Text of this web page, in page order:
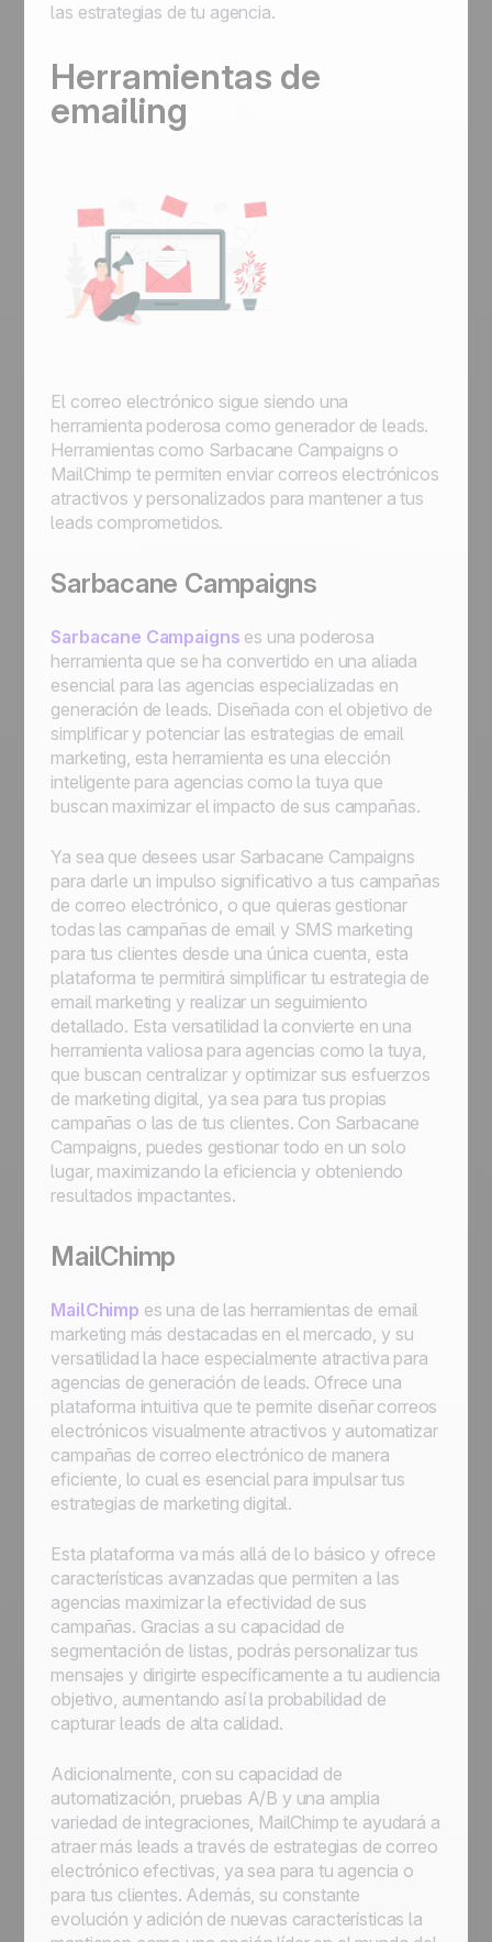
las estrategias de tu agencia.
Herramientas de
emailing
El correo electrónico sigue siendo una
herramienta poderosa como generador de leads.
Herramientas como Sarbacane Campaigns o
MailChimp te permiten enviar correos electrónicos
atractivos y personalizados para mantener a tus
leads comprometidos.
Sarbacane Campaigns
Sarbacane Campaigns es una poderosa
herramienta que se ha convertido en una aliada
esencial para las agencias especializadas en
generación de leads. Diseñada con el objetivo de
simplificar y potenciar las estrategias de email
marketing, esta herramienta es una elección
inteligente para agencias como la tuya que
buscan maximizar el impacto de sus campañas.
Ya sea que desees usar Sarbacane Campaigns
para darle un impulso significativo a tus campañas
de correo electrónico, o que quieras gestionar
todas las campañas de email y SMS marketing
para tus clientes desde una única cuenta, esta
plataforma te permitirá simplificar tu estrategia de
email marketing y realizar un seguimiento
detallado. Esta versatilidad la convierte en una
herramienta valiosa para agencias como la tuya,
que buscan centralizar y optimizar sus esfuerzos
de marketing digital, ya sea para tus propias
campañas o las de tus clientes. Con Sarbacane
Campaigns, puedes gestionar todo en un solo
lugar, maximizando la eficiencia y obteniendo
resultados impactantes.
MailChimp
MailChimp es una de las herramientas de email
marketing más destacadas en el mercado, y su
versatilidad la hace especialmente atractiva para
agencias de generación de leads. Ofrece una
plataforma intuitiva que te permite diseñar correos
electrónicos visualmente atractivos y automatizar
campañas de correo electrónico de manera
eficiente, lo cual es esencial para impulsar tus
estrategias de marketing digital.
Esta plataforma va más allá de lo básico y ofrece
características avanzadas que permiten a las
agencias maximizar la efectividad de sus
campañas. Gracias a su capacidad de
segmentación de listas, podrás personalizar tus
mensajes y dirigirte específicamente a tu audiencia
objetivo, aumentando así la probabilidad de
capturar leads de alta calidad.
Adicionalmente, con su capacidad de
automatización, pruebas A/B y una amplia
variedad de integraciones, MailChimp te ayudará a
atraer más leads a través de estrategias de correo
electrónico efectivas, ya sea para tu agencia o
para tus clientes. Además, su constante
evolución y adición de nuevas características la